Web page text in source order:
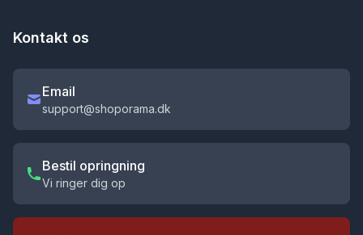
Kontakt os
Email
support@shoporama.dk
Bestil opringning
Vi ringer dig op